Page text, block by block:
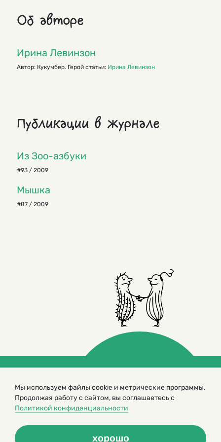
Об авторе
Ирина Левинзон
Автор: Кукумбер. Герой статьи: Ирина Левинзон
Публикации в журнале
Из Зоо-азбуки
#93 / 2009
Мышка
#87 / 2009
© 2000 – 2026. Кукумбер. Литературный иллюстрированный
журнал для детей
Копирование материалов возможно только с разрешения редакторов
сайта
Мы используем файлы cookie и метрические программы.
Продолжая работу с сайтом, вы соглашаетесь с
Политикой конфиденциальности
хорошо